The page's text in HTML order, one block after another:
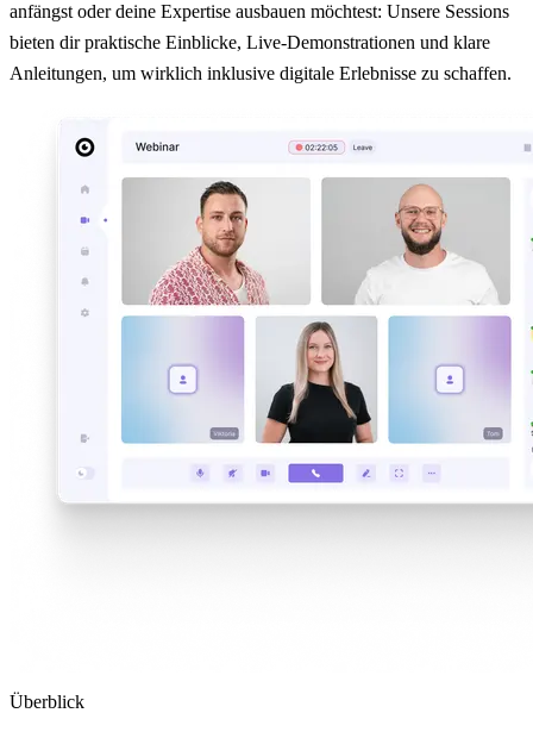
anfängst oder deine Expertise ausbauen möchtest: Unsere Sessions
bieten dir praktische Einblicke, Live-Demonstrationen und klare
Anleitungen, um wirklich inklusive digitale Erlebnisse zu schaffen.
Überblick